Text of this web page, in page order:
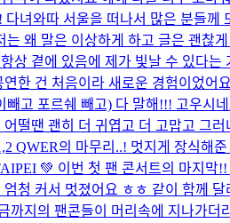
녀와따 서울을 떠나서 많은 분들께
는 왜 말은 이상하게 하고 글은 괜찮
상 곁에 있음에 제가 빛날 수 있다
한 건 처음이라 새로운 경험이었어
빼고 포르쉐 빼고) 다 말해!!! 고우시
떨땐 괜히 더 귀엽고 더 고맙고 그
QWER의 마무리..! 멋지게 장식해
💚 이번 첫 팬 콘서트의 마지막
엄청 커서 멋졌어요 ㅎㅎ 같이 함께
까지의 팬콘들이 머리속에 지나가